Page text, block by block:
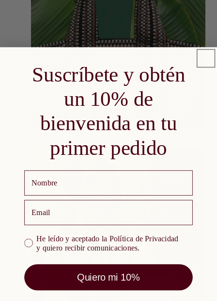
Suscríbete y obtén
un 10% de
bienvenida en tu
primer pedido
He leído y aceptado la Política de Privacidad y quiero
He leído y aceptado la Política de Privacidad
y quiero recibir comunicaciones.
Quiero mi 10%